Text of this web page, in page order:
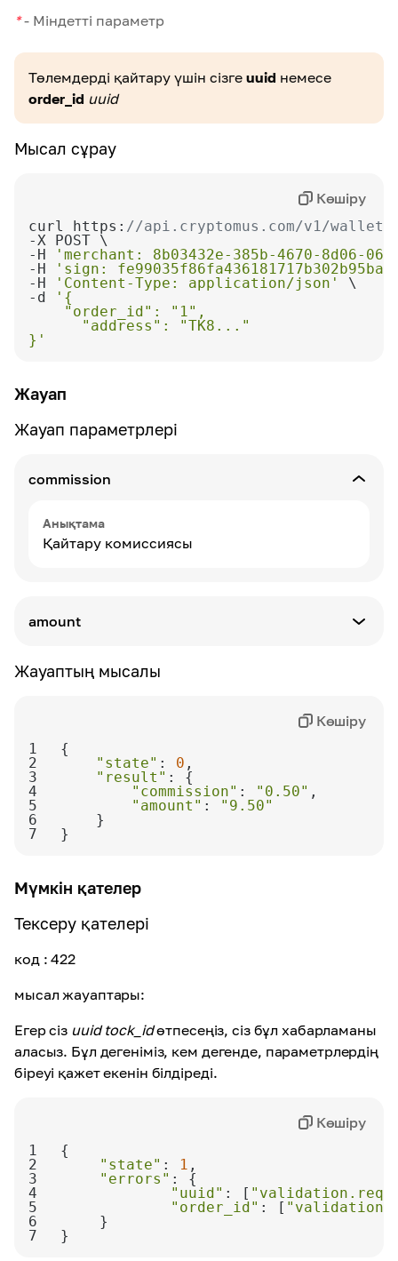
alpha_dash
required_without: uuid
Анықтама
string
min:10
alpha_dash
Осы мекен-жайға барлық тыйым салынған
*- Міндетті параметр
Төлемдерді қайтару үшін сізге uuid немесе
order_id uuid
Мысал сұрау
curl https: //api.cryptomus.com/v1/wallet/
-H
'merchant: 8b03432e-385b-4670-8d06-
-H
'sign:
-H
'Content-Type: application/json'
-d
}'
Көшіру
Жауап
Жауап параметрлері
commission
Анықтама
Қайтару комиссиясы
amount
Қайтару сомасы
Жауаптың мысалы
1
2
"state" : 0
3
"result"
4
"commission" : "0.50"
5
"amount" :
"9.50"
6
7
}
Көшіру
Мүмкін қателер
Тексеру қателері
код: 422
мысал жауаптары:
Егер сіз uuidtock_idөтпесеңіз, сіз бұл хабарламаны
аласыз. Бұл дегеніміз, кем дегенде, параметрлердің
біреуі қажет екенін білдіреді.
1
2
"state" : 1
3
"errors"
4
"uuid" : [
5
"order_id" : [
6
7
}
Көшіру